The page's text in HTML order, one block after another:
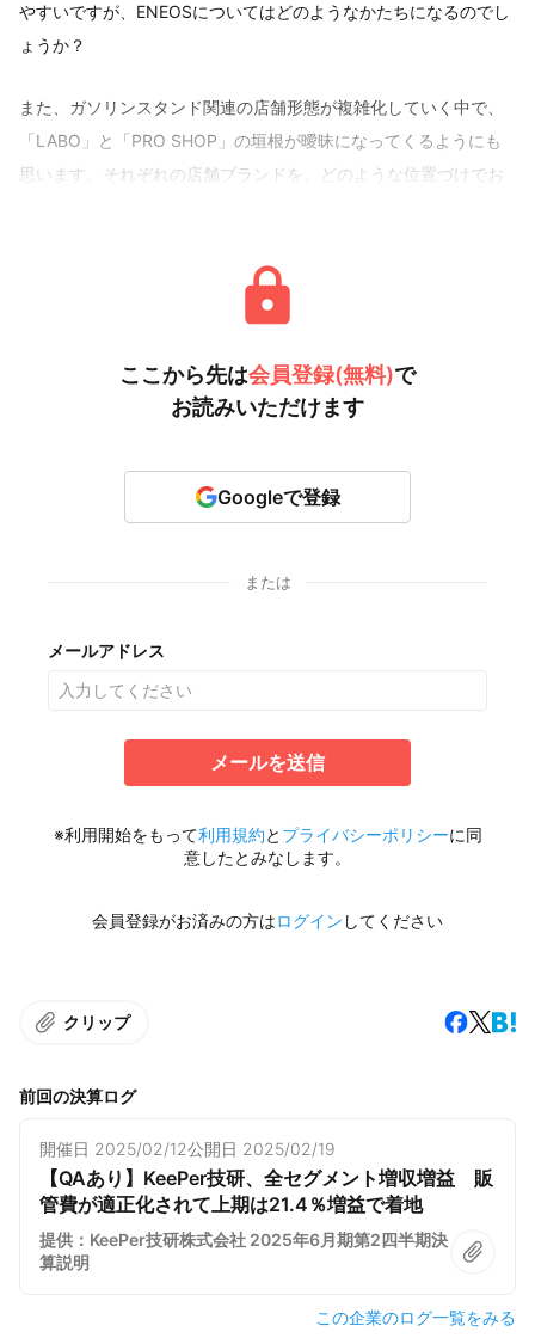
やすいですが、ENEOSについてはどのようなかたちになるのでし
ょうか？
また、ガソリンスタンド関連の店舗形態が複雑化していく中で、
「LABO」と「PRO SHOP」の垣根が曖昧になってくるようにも
思います。それぞれの店舗ブランドを、どのような位置づけでお
ここから先は会員登録(無料)で
お読みいただけます
Googleで登録
または
メールアドレス
メールを送信
※利用開始をもって利用規約と プライバシーポリシーに同
意したとみなします。
会員登録がお済みの方はログイン してください
クリップ
前回の決算ログ
開催日 2025/02/12公開日 2025/02/19
【QAあり】KeePer技研、全セグメント増収増益 販
管費が適正化されて上期は21.4％増益で着地
提供：KeePer技研株式会社 2025年6月期第2四半期決
算説明
この企業のログ一覧をみる